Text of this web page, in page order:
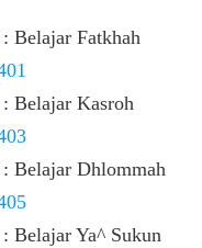
Belajar Fatkhah
Belajar Kasroh
Belajar Dhlommah
Belajar Ya^ Sukun